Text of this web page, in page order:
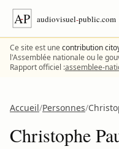
Aller au contenu
Ce site est unecontribution
l'Assemblée nationale ou le
Rapport officiel :assemblee-
Accueil/Personnes/
Christophe